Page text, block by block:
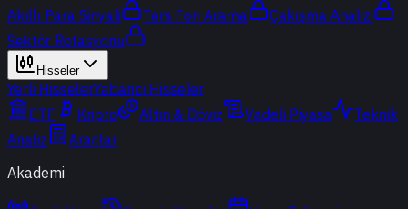
Akıllı Para Sinyali
Ters Fon Arama
Çakışma Analizi
Sektör Rotasyonu
Hisseler
Yerli HisselerYabancı Hisseler
ETF
Kripto Altın & Döviz Vadeli Piyasa
Teknik
Analiz
Araçlar
Akademi